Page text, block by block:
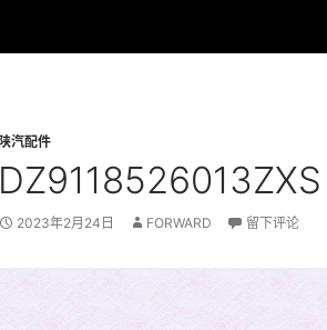
陕汽配件
DZ9118526013ZXS
2023年2月24日 FORWARD 留下评论